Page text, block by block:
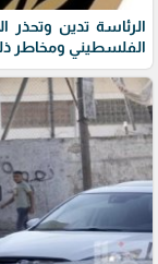
الرئاسة تدين وتحذر
الفلسطيني ومخاطر